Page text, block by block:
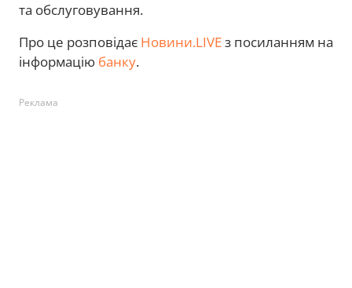
та обслуговування.
Про це розповідає Новини.LIVEз посиланням на
інформацію банку.
Реклама